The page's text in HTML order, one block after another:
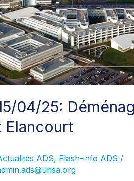
04/25:
Elancourt
ADS, Flash-info ADS /